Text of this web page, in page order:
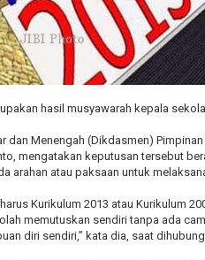
hasil musyawarah kepala
dan Menengah (Dikdasmen)
mengatakan keputusan tersebut
arahan atau paksaan untuk
Kurikulum 2013 atau Kurikulum
memutuskan sendiri tanpa ada
diri sendiri,” kata dia, saat